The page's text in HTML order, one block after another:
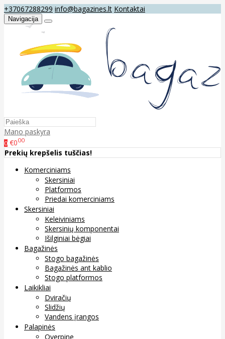
+37067288299 info@bagazines.lt Kontaktai
Navigacija
Mano paskyra
0 €000
Prekių krepšelis tuščias!
Komerciniams
Skersiniai
Platformos
Priedai komerciniams
Skersiniai
Keleiviniams
Skersinių komponentai
Išilginiai bėgiai
Bagažinės
Stogo bagažinės
Bagažinės ant kablio
Stogo platformos
Laikikliai
Dviračių
Slidžių
Vandens įrangos
Palapinės
Overpine